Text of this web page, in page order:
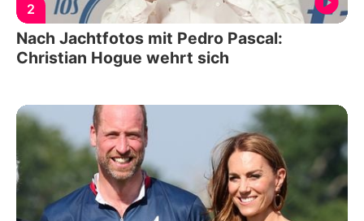
2
Nach Jachtfotos mit Pedro Pascal:
Christian Hogue wehrt sich